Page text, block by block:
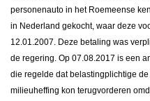
personenauto in het Roemeense
in Nederland gekocht, waar deze
12.01.2007. Deze betaling was
de regering. Op 07.08.2017 is een
die regelde dat belastingplichtige
milieuheffing kon terugvorderen